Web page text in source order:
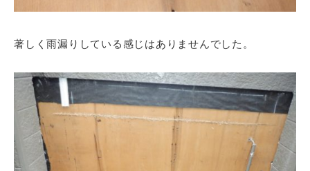
著しく雨漏りしている感じはありませんでした。